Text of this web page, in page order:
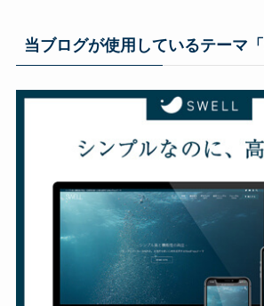
当ブログが使用しているテーマ「